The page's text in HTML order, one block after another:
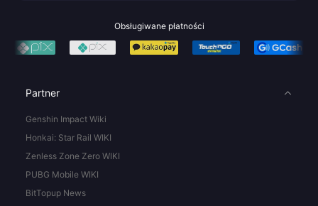
Obsługiwane płatności
Partner
Genshin Impact Wiki
Honkai: Star Rail WIKI
Zenless Zone Zero WIKI
PUBG Mobile WIKI
BitTopup News